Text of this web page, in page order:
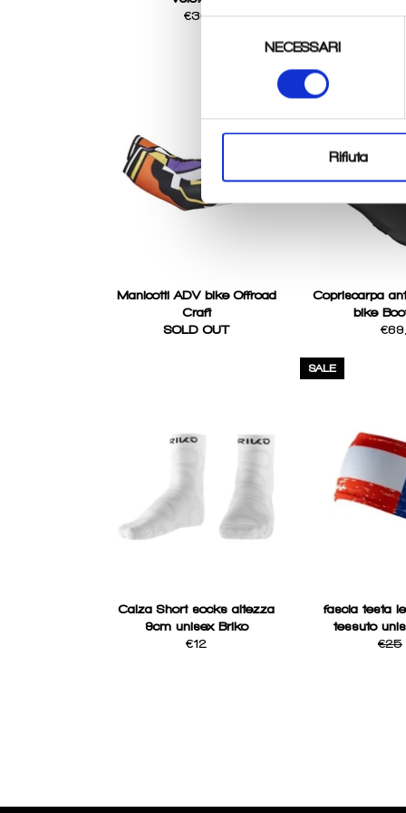
NECESSARI
Rifiuta
Regular
€36
Manicotti ADV bike Offroad
Craft
SOLD OUT
Copriscarpa
bike
Calza Short socks altezza
9cm unisex Briko
Regular
€12
fascia testa
tessuto
€25
SALE